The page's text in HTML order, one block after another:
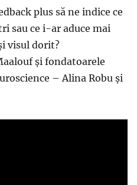
plus să ne indice ce
sau ce i-ar aduce mai
visul dorit?
și fondatoarele
– Alina Robu și